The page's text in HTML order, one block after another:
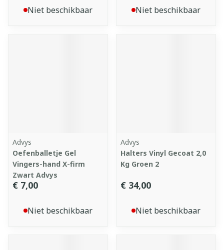
Niet beschikbaar Niet beschikbaar
Advys
Oefenballetje Gel
Vingers-hand X-firm
Zwart Advys
€ 7,00
Niet beschikbaar
Advys
Halters Vinyl Gecoat 2,0
Kg Groen 2
€ 34,00
Niet beschikbaar